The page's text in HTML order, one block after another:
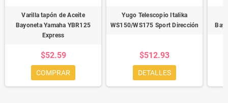
Varilla tapón de Aceite
Bayoneta Yamaha YBR125
Express
$52.59
COMPRAR
Yugo Telescopio Italika
WS150/WS175 Sport Dirección
$512.93
DETALLES